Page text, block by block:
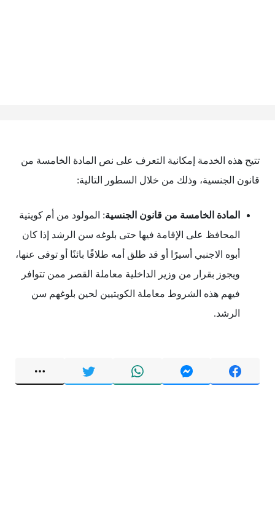
تتيح هذه الخدمة إمكانية التعرف على نص المادة الخامسة من
قانون الجنسية، وذلك من خلال السطور التالية:
المادة الخامسة من قانون الجنسية: المولود من أم كويتية
المحافظ على الإقامة فيها حتى بلوغه سن الرشد إذا كان
أبوه الاجنبي أسيرًا أو قد طلق أمه طلاقًا بائنًا أو توفى عنها،
ويجوز بقرار من وزير الداخلية معاملة القصر ممن تتوافر
فيهم هذه الشروط معاملة الكويتيين لحين بلوغهم سن
الرشد.